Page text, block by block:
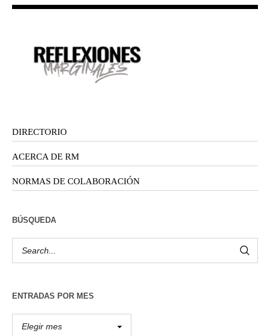
DIRECTORIO
ACERCA DE RM
NORMAS DE COLABORACIÓN
BÚSQUEDA
ENTRADAS POR MES